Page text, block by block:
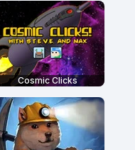
Cosmic Clicks